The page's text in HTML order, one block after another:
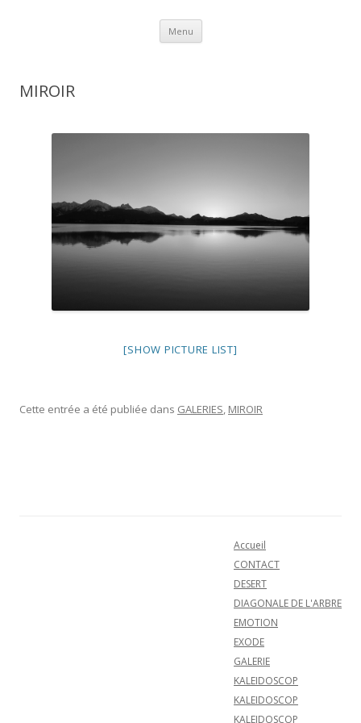
Menu Aller au contenu
MIROIR
[SHOW PICTURE LIST]
Cette entrée a été publiée dans GALERIES, MIROIR
Accueil
CONTACT
DESERT
DIAGONALE DE L'ARBRE
EMOTION
EXODE
GALERIE
KALEIDOSCOP
KALEIDOSCOP
KALEIDOSCOP